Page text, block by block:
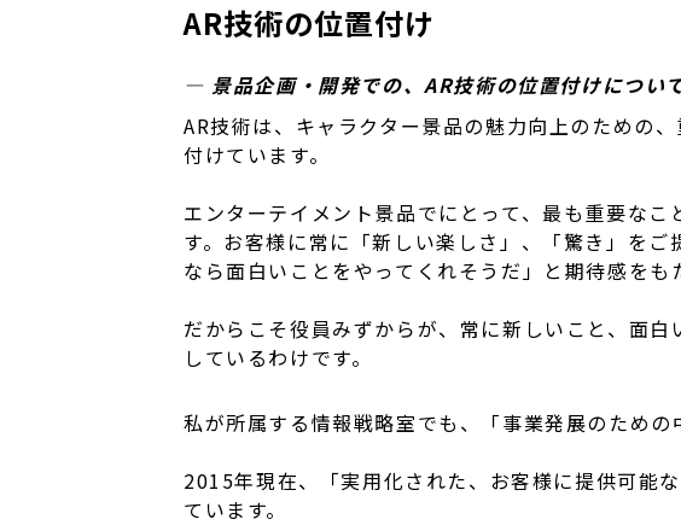
AR技術の位置付け
― 景品企画・開発での、AR技術の位置付けについ
AR技術は、キャラクター景品の魅力向上のための
付けています。
エンターテイメント景品でにとって、最も重要な
す。お客様に常に「新しい楽しさ」、「驚き」を
なら面白いことをやってくれそうだ」と期待感をも
だからこそ役員みずからが、常に新しいこと、面
しているわけです。
私が所属する情報戦略室でも、「事業発展のため
2015年現在、「実用化された、お客様に提供可能
ています。